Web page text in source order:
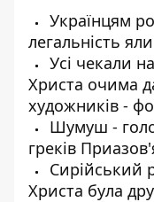
Українцям
легальність
Усі чекали
Христа очима
художників -
Шумуш -
греків
Сирійський
Христа була